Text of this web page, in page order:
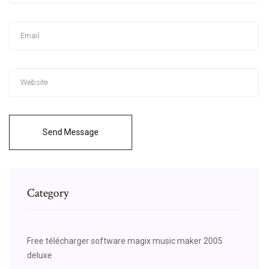
Send Message
Category
Free télécharger software magix music maker 2005
deluxe